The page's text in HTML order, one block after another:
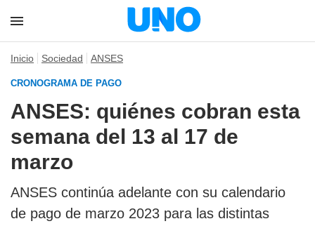
Inicio Sociedad ANSES
CRONOGRAMA DE PAGO
ANSES: quiénes cobran esta
semana del 13 al 17 de
marzo
ANSES continúa adelante con su calendario
de pago de marzo 2023 para las distintas